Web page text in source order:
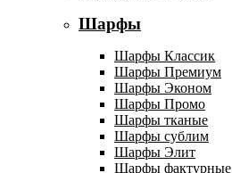
Шарфы
Шарфы Классик
Шарфы Премиум
Шарфы Эконом
Шарфы Промо
Шарфы тканые
Шарфы сублим
Шарфы Элит
Шарфы фактурные